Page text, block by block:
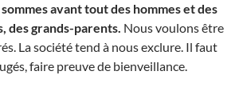
avant tout des hommes et des
des grands-parents. Nous voulons être
La société tend à nous exclure. Il faut
faire preuve de bienveillance.